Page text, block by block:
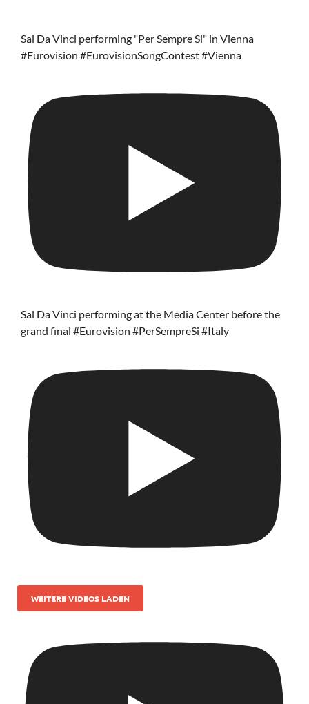
Sal Da Vinci performing "Per Sempre Si" in Vienna
#Eurovision #EurovisionSongContest #Vienna
Sal Da Vinci performing at the Media Center before the
grand final #Eurovision #PerSempreSi #Italy
WEITERE VIDEOS LADEN